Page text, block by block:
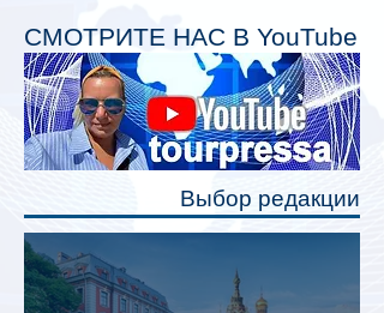
планируется начать в 2027 году.
Одним из главных нововведений
станут индивидуальные шторки у
каждого спального места. Они
позволят пассажирам закрыть свою
полку во время сна или отдыха,
СМОТРИТЕ НАС В YouTube
Выбор редакции